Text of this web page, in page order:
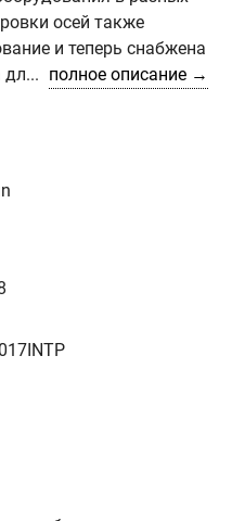
осей также
и теперь снабжена
дл... полное описание →